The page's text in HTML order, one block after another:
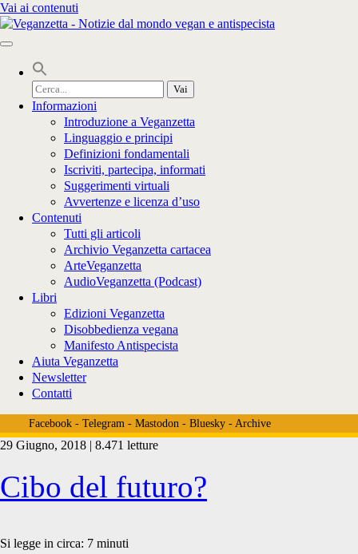
Vai ai contenuti
Cerca
per:
Informazioni
Introduzione a Veganzetta
Linguaggio e principi
Definizioni fondamentali
Iscriviti, partecipa, informati
Suggerimenti virtuali
Avvertenze e licenza d’uso
Contenuti
Tutti gli articoli
Archivio Veganzetta cartacea
ArteVeganzetta
AudioVeganzetta (Podcast)
Libri
Edizioni Veganzetta
Disobbedienza vegana
Manifesto Antispecista
Aiuta Veganzetta
Newsletter
Contatti
Facebook- Telegram- Mastodon- Bluesky- Archive
Tag:
<span>orticoltura
29 Giugno, 2018 | 8.471 letture
Cibo del futuro?
Si legge in circa: 7 minuti